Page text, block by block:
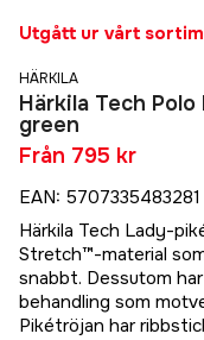
Utgått ur vårt
HÄRKILA
Härkila Tech
green
Från 795 kr
EAN: 5707335483281
Härkila Tech Lady-
Stretch™-material
snabbt. Dessutom
behandling som
Pikétröjan har